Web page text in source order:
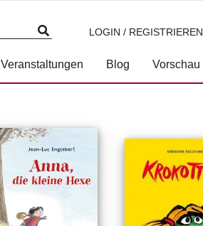
LOGIN / REGISTRIEREN
Veranstaltungen Blog Vorschau